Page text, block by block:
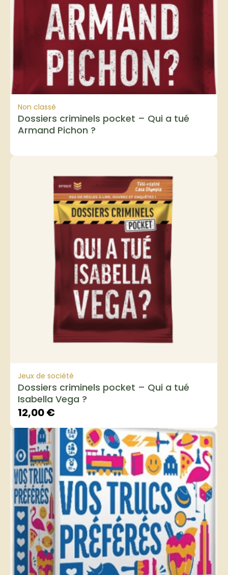
Non classé
Dossiers criminels pocket – Qui a tué
Armand Pichon ?
Jeux de société
Dossiers criminels pocket – Qui a tué
Isabella Vega ?
12,00€